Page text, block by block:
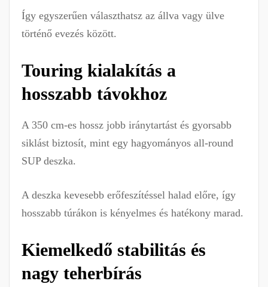
Így egyszerűen választhatsz az állva vagy ülve
történő evezés között.
Touring kialakítás a
hosszabb távokhoz
A 350 cm-es hossz jobb iránytartást és gyorsabb
siklást biztosít, mint egy hagyományos all-round
SUP deszka.
A deszka kevesebb erőfeszítéssel halad előre, így
hosszabb túrákon is kényelmes és hatékony marad.
Kiemelkedő stabilitás és
nagy teherbírás